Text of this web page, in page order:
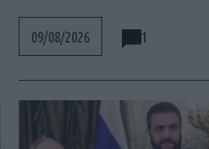
09/08/2026 1